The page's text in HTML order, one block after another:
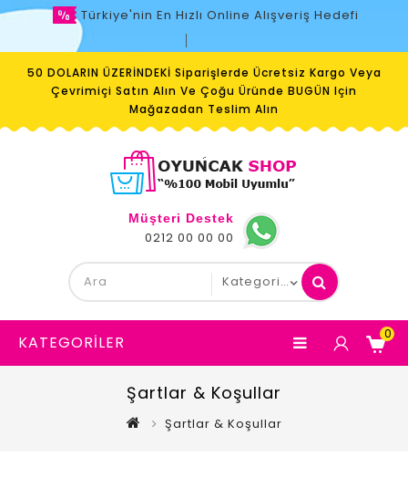
Türkiye'nin En Hızlı Online Alışveriş Hedefi
50 DOLARIN ÜZERİNDEKİ Siparişlerde Ücretsiz Kargo Veya
Çevrimiçi Satın Alın Ve Çoğu Üründe BUGÜN Için
Mağazadan Teslim Alın
Müşteri Destek
0212 00 00 00
KATEGORILER 0
Şartlar & Koşullar
Şartlar & Koşullar